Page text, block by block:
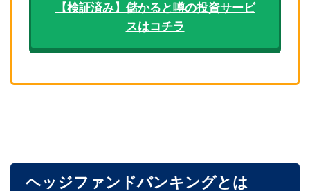
【検証済み】儲かると噂の投資サービ
スはコチラ
ヘッジファンドバンキングとは